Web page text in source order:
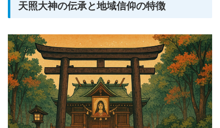
天照大神の伝承と地域信仰の特徴